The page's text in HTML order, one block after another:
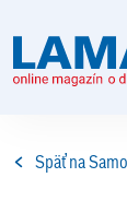
Späť na